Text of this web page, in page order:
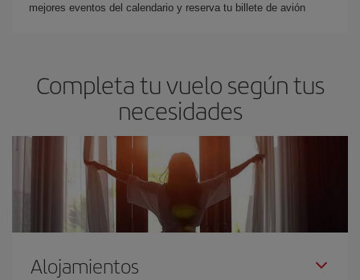
mejores eventos del calendario y reserva tu billete de avión
Completa tu vuelo según tus
necesidades
Alojamientos